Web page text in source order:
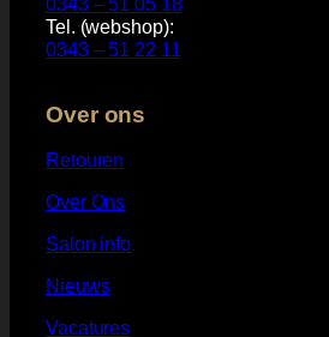
0343 – 51 05 18
Tel. (webshop):
0343 – 51 22 11
Over ons
Retouren
Over Ons
Salon info
Nieuws
Vacatures